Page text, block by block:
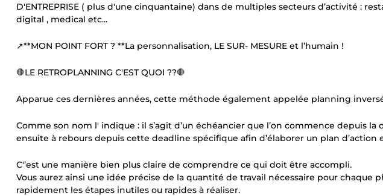
D'ENTREPRISE ( plus d'une cinquantaine) dans de multiples secteurs d’activité :
digital , medical etc...
↗️**MON POINT FORT ? **La personnalisation, LE SUR- MESURE et l’humain !
🛑LE RETROPLANNING C'EST QUOI ??🛑
Apparue ces dernières années, cette méthode également appelée planning
Comme son nom l' indique : il s’agit d’un échéancier que l’on commence depuis
ensuite à rebours depuis cette deadline spécifique afin d’élaborer un plan d’action
C'’est une manière bien plus claire de comprendre ce qui doit être accompli.
Vous aurez ainsi une idée précise de la quantité de travail nécessaire pour
rapidement les étapes inutiles ou rapides à réaliser.